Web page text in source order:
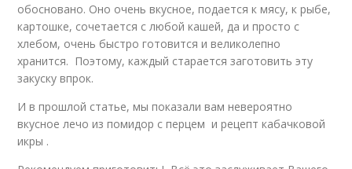
обосновано. Оно очень вкусное, подается к мясу, к рыбе,
картошке, сочетается с любой кашей, да и просто с
хлебом, очень быстро готовится и великолепно
хранится. Поэтому, каждый старается заготовить эту
закуску впрок.
И в прошлой статье, мы показали вам невероятно
вкусное лечо из помидор с перцем и рецепт кабачковой
икры .